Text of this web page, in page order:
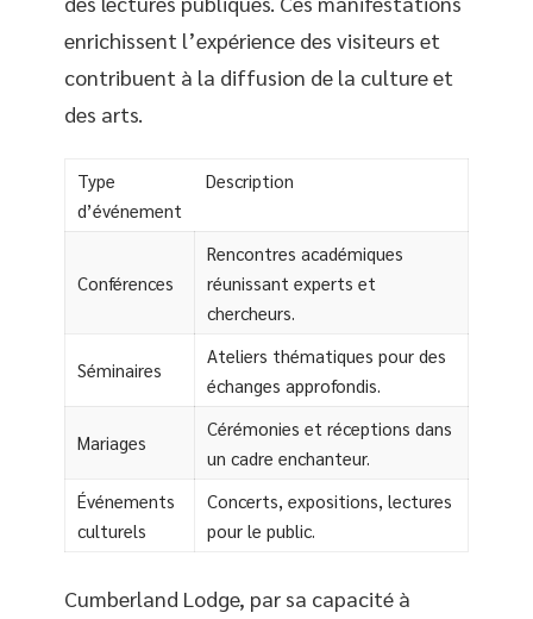
enrichissent l’expérience des visiteurs et
contribuent à la diffusion de la culture et
des arts.
Type
d’événement
Description
Conférences
Rencontres académiques
réunissant experts et
chercheurs.
Séminaires
Ateliers thématiques pour des
échanges approfondis.
Mariages
Cérémonies et réceptions dans
un cadre enchanteur.
Événements
culturels
Concerts, expositions, lectures
pour le public.
Cumberland Lodge, par sa capacité à